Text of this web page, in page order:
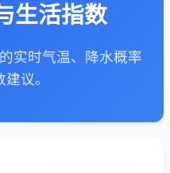
生活指数
实时气温、降水概率
议。